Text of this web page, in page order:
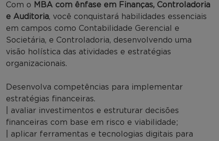
Com o MBA com ênfase em Finanças, Controladoria
e Auditoria, você conquistará habilidades essenciais
em campos como Contabilidade Gerencial e
Societária, e Controladoria, desenvolvendo uma
visão holística das atividades e estratégias
organizacionais.
Desenvolva competências para implementar
estratégias financeiras.
| avaliar investimentos e estruturar decisões
financeiras com base em risco e viabilidade;
| aplicar ferramentas e tecnologias digitais para